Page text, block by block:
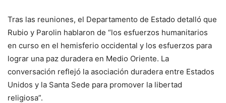
Tras las reuniones, el Departamento de Estado detalló que
Rubio y Parolin hablaron de “los esfuerzos humanitarios
en curso en el hemisferio occidental y los esfuerzos para
lograr una paz duradera en Medio Oriente. La
conversación reflejó la asociación duradera entre Estados
Unidos y la Santa Sede para promover la libertad
religiosa”.